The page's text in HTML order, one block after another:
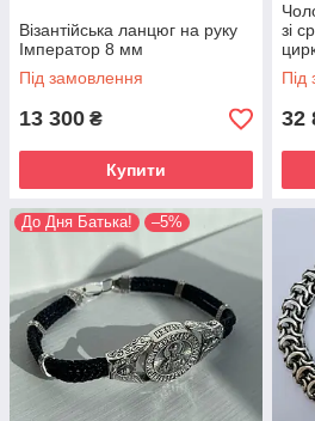
Візантійська ланцюг на руку
Імператор 8 мм
Під замовлення
13 300 ₴
Купити
зі
Під
32
До Дня Батька! –5%